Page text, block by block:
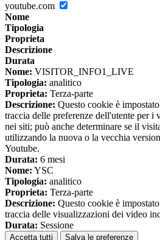
youtube.com
Nome
Tipologia
Proprieta
Descrizione
Durata
Nome: VISITOR_INFO1_LIVE
Tipologia: analitico
Proprieta: Terza-parte
Descrizione: Questo cookie è
traccia delle preferenze dell'utente per i
nei siti; può anche determinare se il
utilizzando la nuova o la vecchia
Youtube.
Durata: 6 mesi
Nome: YSC
Tipologia: analitico
Proprieta: Terza-parte
Descrizione: Questo cookie è
traccia delle visualizzazioni dei video
Durata: Sessione
Accetta tutti Salva le preferenze